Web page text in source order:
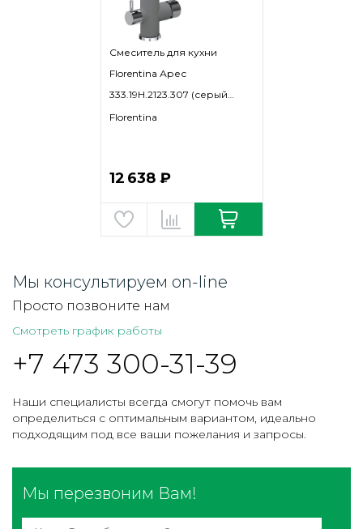
Смеситель для кухни
Florentina Арес
333.19H.2123.307 (серый
шёлк)
Florentina
12 638 ₽
Мы консультируем on-line
Просто позвоните нам
Смотреть график работы
+7 473 300-31-39
Наши специалисты всегда смогут помочь вам
определиться с оптимальным вариантом, идеально
подходящим под все ваши пожелания и запросы.
Мы перезвоним Вам!